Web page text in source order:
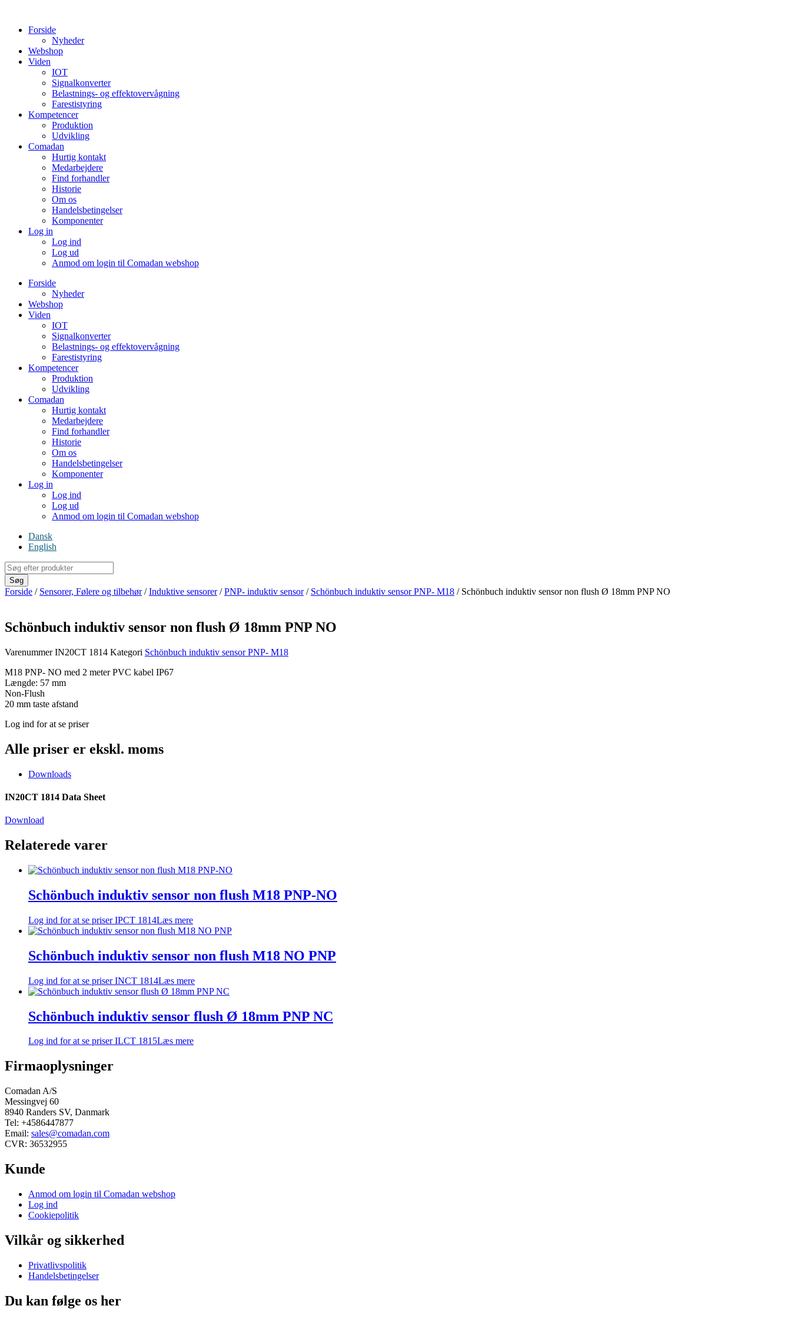
indholdForside
Nyheder
Webshop
Viden
IOT
Signalkonverter
Belastnings- og effektovervågning
Farestistyring
Kompetencer
Produktion
Udvikling
Comadan
Hurtig kontakt
Medarbejdere
Find forhandler
Historie
Om os
Handelsbetingelser
Komponenter
Log in
Log ind
Log ud
Anmod om login til Comadan webshop
Forside
Nyheder
Webshop
Viden
IOT
Signalkonverter
Belastnings- og effektovervågning
Farestistyring
Kompetencer
Produktion
Udvikling
Comadan
Hurtig kontakt
Medarbejdere
Find forhandler
Historie
Om os
Handelsbetingelser
Komponenter
Log in
Log ind
Log ud
Anmod om login til Comadan webshop
Dansk
English
Products
search
Søg
Forside / Sensorer, Følere og tilbehør/Induktive sensorer/PNP- induktiv sensor/ Schönbuch induktiv sensor PNP- M18 / Schönbuch induktiv sensor non flush Ø 18mm PNP NO
Schönbuch induktiv sensor non flush Ø 18mm PNP NO
VarenummerIN20CT 1814 Kategori Schönbuch induktiv sensor PNP- M18
M18 PNP- NO med 2 meter PVC kabel IP67
Længde: 57 mm
Non-Flush
20 mm taste afstand
Log ind for at se priser
Alle priser er ekskl. moms
Downloads
IN20CT 1814 Data Sheet
Download
Relaterede varer
Schönbuch induktiv sensor non flush M18 PNP-NO
Log ind for at se priserIPCT 1814Læs mere
Schönbuch induktiv sensor non flush M18 NO PNP
Log ind for at se priserINCT 1814Læs mere
Schönbuch induktiv sensor flush Ø 18mm PNP NC
Log ind for at se priserILCT 1815Læs mere
Firmaoplysninger
Comadan A/S
Messingvej 60
8940 Randers SV, Danmark
Tel: +4586447877
Email: sales@comadan.com
CVR: 36532955
Kunde
Main
Menu
Anmod om login til Comadan webshop
Log ind
Cookiepolitik
Vilkår og sikkerhed
Main
Menu
Privatlivspolitik
Handelsbetingelser
Du kan følge os her